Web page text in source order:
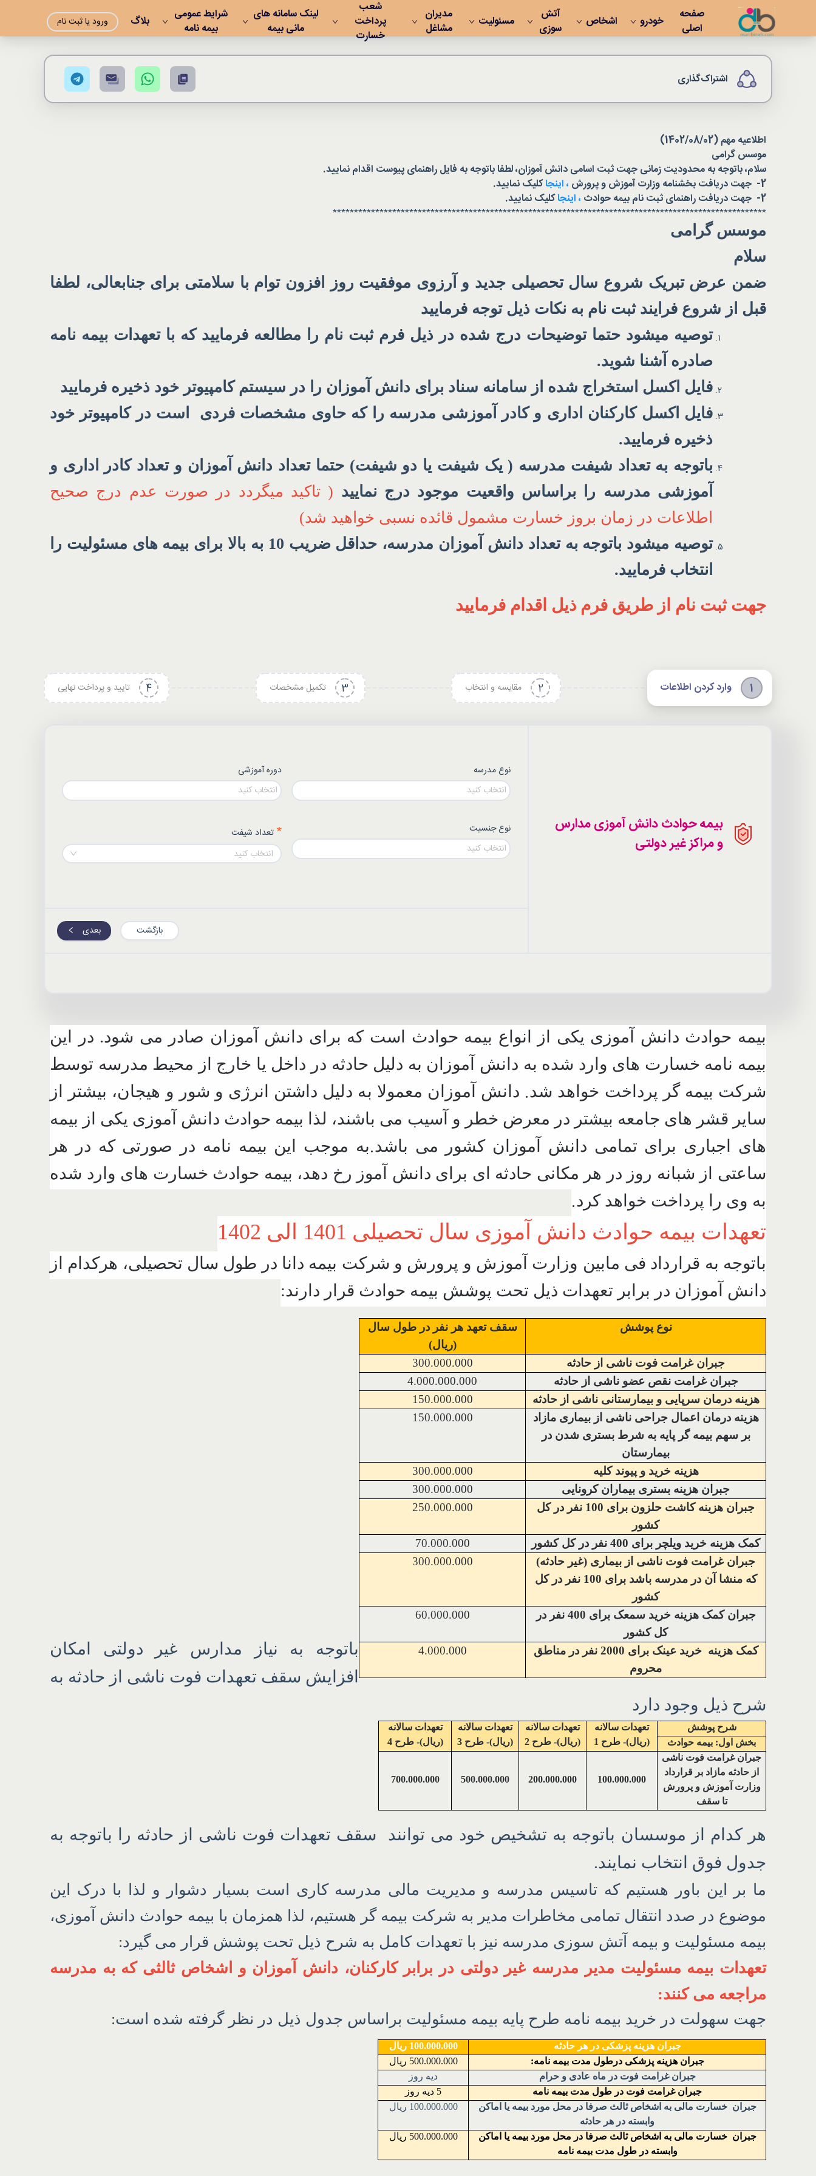
صفحه
اصلی
خودرو اشخاص
آتش
سوزی
مسئولیت
مدیران
مشاغل
شعب
پرداخت
خسارت
لینک سامانه های
مانی بیمه
شرایط عمومی
بیمه نامه
بلاگ ورود یا ثبت نام
اشتراک‌گذاری
اطلاعیه مهم (1402/08/02)
موسس گرامی
سلام، باتوجه به محدودیت زمانی جهت ثبت اسامی دانش آموزان، لطفا باتوجه به فایل راهنمای پیوست اقدام نمایید.
2- جهت دریافت بخشنامه وزارت آموزش و پرورش
،اینجاکلیک نمایید.
2- جهت دریافت راهنمای ثبت نام بیمه حوادث
،اینجاکلیک نمایید.
******************************************************************************************************
موسس گرامی
سلام
ضمن عرض تبریک شروع سال تحصیلی جدید و آرزوی موفقیت روز افزون توام با سلامتی برای جنابعالی، لطفا
قبل از شروع فرایند ثبت نام به نکات ذیل توجه فرمایید
توصیه میشود حتما توضیحات درج شده در ذیل فرم ثبت نام را مطالعه فرمایید که با تعهدات بیمه نامه
صادره آشنا شوید.
فایل اکسل استخراج شده از سامانه سناد برای دانش آموزان را در سیستم کامپیوتر خود ذخیره فرمایید
فایل اکسل کارکنان اداری و کادر آموزشی مدرسه را که حاوی مشخصات فردی است در کامپیوتر خود
ذخیره فرمایید.
باتوجه به تعداد شیفت مدرسه ( یک شیفت یا دو شیفت) حتما تعداد دانش آموزان و تعداد کادر اداری و
آموزشی مدرسه را براساس واقعیت موجود درج نمایید ( تاکید میگردد در صورت عدم درج صحیح
اطلاعات در زمان بروز خسارت مشمول قائده نسبی خواهید شد)
توصیه میشود باتوجه به تعداد دانش آموزان مدرسه، حداقل ضریب 10 به بالا برای بیمه های مسئولیت را
انتخاب فرمایید.
جهت ثبت نام از طریق فرم ذیل اقدام فرمایید
1 وارد کردن اطلاعات 2 مقایسه و انتخاب 3 تکمیل مشخصات 4 تایید و پرداخت نهایی
نوع مدرسه
انتخاب کنید
دوره آموزشی
انتخاب کنید
نوع جنسیت
انتخاب کنید
تعداد شیفت
انتخاب کنید
بعدی بازگشت
بیمه حوادث دانش آموزی مدارس
و مراکز غیر دولتی
بیمه حوادث دانش آموزی یکی از انواع بیمه حوادث است که برای دانش آموزان صادر می شود. در این
بیمه نامه خسارت های وارد شده به دانش آموزان به دلیل حادثه در داخل یا خارج از محیط مدرسه توسط
شرکت بیمه گر پرداخت خواهد شد. دانش آموزان معمولا به دلیل داشتن انرژی و شور و هیجان، بیشتر از
سایر قشر های جامعه بیشتر در معرض خطر و آسیب می باشند، لذا بیمه حوادث دانش آموزی یکی از بیمه
های اجباری برای تمامی دانش آموزان کشور می باشد.به موجب این بیمه نامه در صورتی که در هر
ساعتی از شبانه روز در هر مکانی حادثه ای برای دانش آموز رخ دهد، بیمه حوادث خسارت های وارد شده
به وی را پرداخت خواهد کرد.
تعهدات بیمه حوادث دانش آموزی سال تحصیلی 1401 الی 1402
باتوجه به قرارداد فی مابین وزارت آموزش و پرورش و شرکت بیمه دانا در طول سال تحصیلی، هرکدام از
دانش آموزان در برابر تعهدات ذیل تحت پوشش بیمه حوادث قرار دارند:
نوع پوشش
سقف تعهد هر نفر در طول سال
(ریال)
جبران غرامت فوت ناشی از حادثه
300.000.000
جبران غرامت نقص عضو ناشی از حادثه
4.000.000.000
هزینه درمان سرپایی و بیمارستانی ناشی از حادثه
150.000.000
هزینه درمان اعمال جراحی ناشی از بیماری مازاد
بر سهم بیمه گر پایه به شرط بستری شدن در
بیمارستان
150.000.000
هزینه خرید و پیوند کلیه
300.000.000
جبران هزینه بستری بیماران کرونایی
300.000.000
جبران هزینه کاشت حلزون برای 100 نفر در کل
کشور
250.000.000
کمک هزینه خرید ویلچر برای 400 نفر در کل کشور
70.000.000
جبران غرامت فوت ناشی از بیماری (غیر حادثه)
که منشا آن در مدرسه باشد برای 100 نفر در کل
کشور
300.000.000
جبران کمک هزینه خرید سمعک برای 400 نفر در
کل کشور
60.000.000
کمک هزینه خرید عینک برای 2000 نفر در مناطق
محروم
4.000.000
باتوجه به نیاز مدارس غیر دولتی امکان
افزایش سقف تعهدات فوت ناشی از حادثه به
شرح ذیل وجود دارد
شرح پوشش
تعهدات سالانه
(ریال)- طرح 1
تعهدات سالانه
(ریال)- طرح 2
تعهدات سالانه
(ریال)- طرح 3
تعهدات سالانه
(ریال)- طرح 4
بخش اول: بیمه حوادث
جبران غرامت فوت ناشی
از حادثه مازاد بر قرارداد
وزارت آموزش و پرورش
تا سقف
100.000.000
200.000.000
500.000.000
700.000.000
هر کدام از موسسان باتوجه به تشخیص خود می توانند سقف تعهدات فوت ناشی از حادثه را باتوجه به
جدول فوق انتخاب نمایند.
ما بر این باور هستیم که تاسیس مدرسه و مدیریت مالی مدرسه کاری است بسیار دشوار و لذا با درک این
موضوع در صدد انتقال تمامی مخاطرات مدیر به شرکت بیمه گر هستیم، لذا همزمان با بیمه حوادث دانش آموزی،
بیمه مسئولیت و بیمه آتش سوزی مدرسه نیز با تعهدات کامل به شرح ذیل تحت پوشش قرار می گیرد:
تعهدات بیمه مسئولیت مدیر مدرسه غیر دولتی در برابر کارکنان، دانش آموزان و اشخاص ثالثی که به مدرسه
مراجعه می کنند:
جهت سهولت در خرید بیمه نامه طرح پایه بیمه مسئولیت براساس جدول ذیل در نظر گرفته شده است:
جبران هزینه پزشکی در هر حادثه
100.000.000 ریال
جبران هزینه پزشکی درطول مدت بیمه نامه:
500.000.000 ریال
جبران غرامت فوت در ماه عادی و حرام
دیه روز
جبران غرامت فوت در طول مدت بیمه نامه
5 دیه روز
جبران خسارت مالی به اشخاص ثالث صرفا در محل مورد بیمه یا اماکن
وابسته در هر حادثه
100.000.000 ریال
جبران خسارت مالی به اشخاص ثالث صرفا در محل مورد بیمه یا اماکن
وابسته در طول مدت بیمه نامه
500.000.000 ریال